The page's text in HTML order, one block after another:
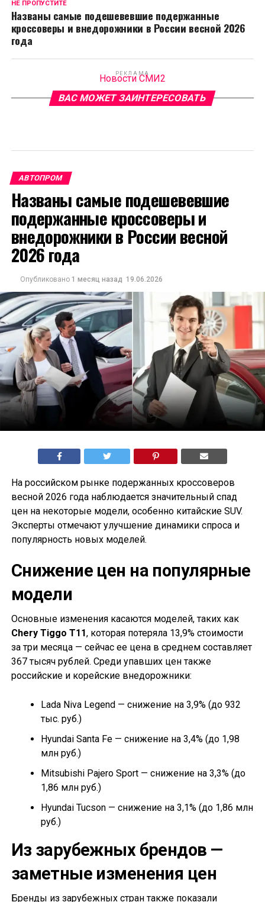
НЕ ПРОПУСТИТЕ
Названы самые подешевевшие подержанные
кроссоверы и внедорожники в России весной 2026
года
РЕКЛАМА
Новости СМИ2
ВАС МОЖЕТ ЗАИНТЕРЕСОВАТЬ
АВТОПРОМ
Названы самые подешевевшие
подержанные кроссоверы и
внедорожники в России весной
2026 года
Опубликовано 1 месяц назад 19.06.2026
На российском рынке подержанных кроссоверов
весной 2026 года наблюдается значительный спад
цен на некоторые модели, особенно китайские SUV.
Эксперты отмечают улучшение динамики спроса и
популярность новых моделей.
Снижение цен на популярные
модели
Основные изменения касаются моделей, таких как
Chery Tiggo T11, которая потеряла 13,9% стоимости
за три месяца — сейчас ее цена в среднем составляет
367 тысяч рублей. Среди упавших цен также
российские и корейские внедорожники:
Lada Niva Legend — снижение на 3,9% (до 932
тыс. руб.)
Hyundai Santa Fe — снижение на 3,4% (до 1,98
млн руб.)
Mitsubishi Pajero Sport — снижение на 3,3% (до
1,86 млн руб.)
Hyundai Tucson — снижение на 3,1% (до 1,86 млн
руб.)
Из зарубежных брендов —
заметные изменения цен
Бренды из зарубежных стран также показали